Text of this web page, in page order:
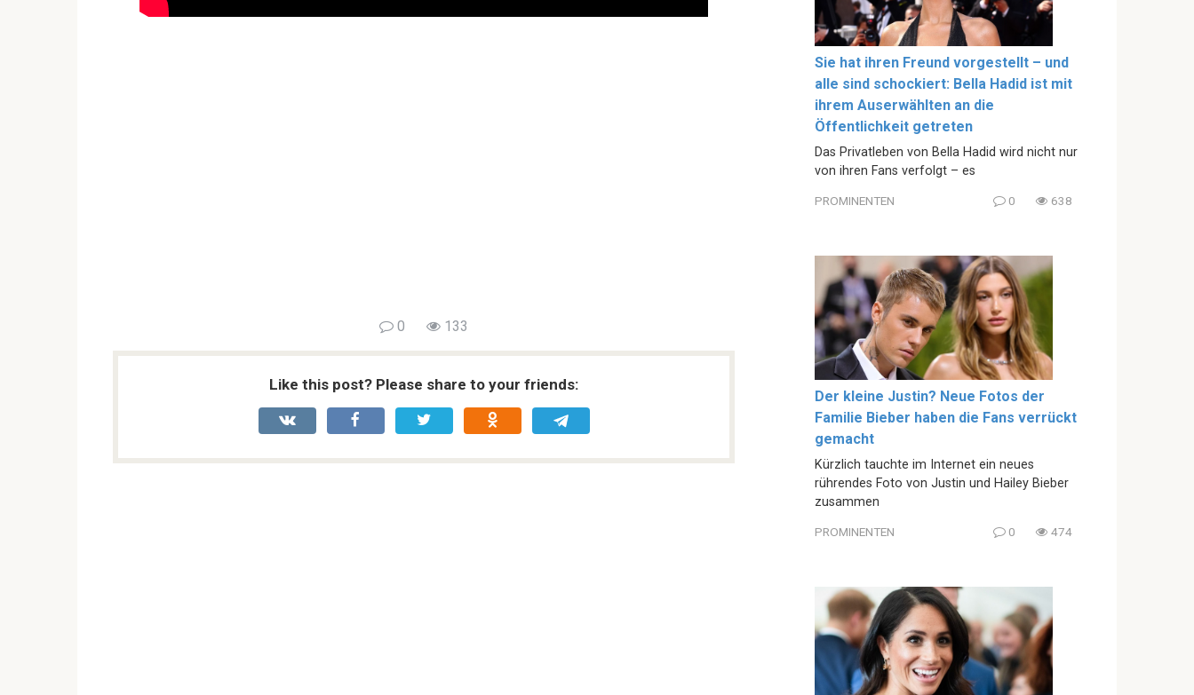
0 133
Like this post? Please share to your friends:
Sie hat ihren Freund vorgestellt – und
alle sind schockiert: Bella Hadid ist mit
ihrem Auserwählten an die
Öffentlichkeit getreten
Das Privatleben von Bella Hadid wird nicht nur
von ihren Fans verfolgt – es
PROMINENTEN 0 638
Der kleine Justin? Neue Fotos der
Familie Bieber haben die Fans verrückt
gemacht
Kürzlich tauchte im Internet ein neues
rührendes Foto von Justin und Hailey Bieber
zusammen
PROMINENTEN 0 474